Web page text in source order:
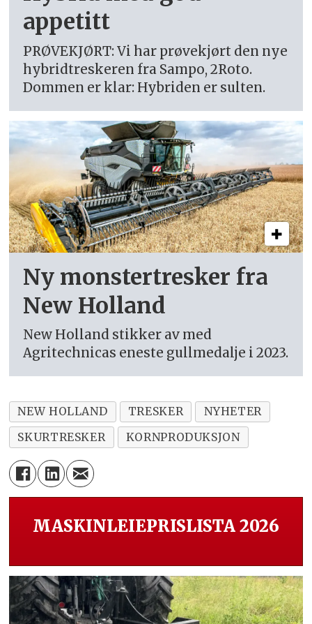
appetitt
PRØVEKJØRT: Vi har prøvekjørt den nye
hybridtreskeren fra Sampo, 2Roto.
Dommen er klar: Hybriden er sulten.
Ny monstertresker fra
New Holland
New Holland stikker av med
Agritechnicas eneste gullmedalje i 2023.
NEW HOLLAND TRESKER
NYHETER
SKURTRESKER
KORNPRODUKSJON
MASKINLEIEPRISLISTA 2026